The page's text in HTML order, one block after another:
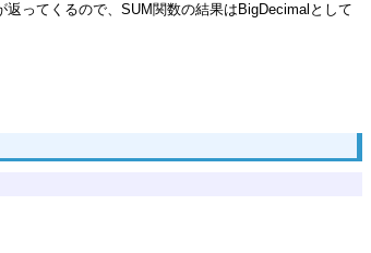
ってくるので、SUM関数の結果はBigDecimalとして